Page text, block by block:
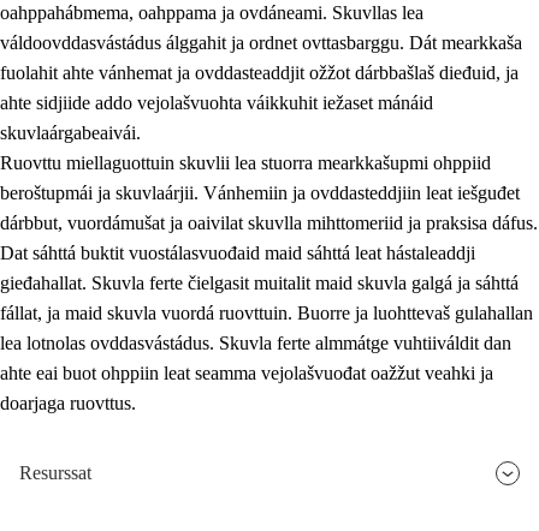
3. Skuvlla praksisa prinsihpat
3.1 Fátmmasteaddji oahppanbiras
3.2 Oahpaheapmi ja heivehuvvon oahpahus
Ovttasbargu ruovttu ja skuvlla gaskka
3.4 Oahpahus oahppofitnodagas ja bargoeallimis
3.5 Profešuvdnasearvevuohta ja skuvlaovdáneapmi
oahppahábmema, oahppama ja ovdáneami. Skuvllas lea
váldoovddasvástádus álggahit ja ordnet ovttasbarggu. Dát mearkkaša
fuolahit ahte vánhemat ja ovddasteaddjit ožžot dárbbašlaš dieđuid, ja
ahte sidjiide addo vejolašvuohta váikkuhit iežaset mánáid
skuvlaárgabeaivái.
Ruovttu miellaguottuin skuvlii lea stuorra mearkkašupmi ohppiid
beroštupmái ja skuvlaárjii. Vánhemiin ja ovddasteddjiin leat iešguđet
dárbbut, vuordámušat ja oaivilat skuvlla mihttomeriid ja praksisa dáfus.
Dat sáhttá buktit vuostálasvuođaid maid sáhttá leat hástaleaddji
gieđahallat. Skuvla ferte čielgasit muitalit maid skuvla galgá ja sáhttá
fállat, ja maid skuvla vuordá ruovttuin. Buorre ja luohttevaš gulahallan
lea lotnolas ovddasvástádus. Skuvla ferte almmátge vuhtiiváldit dan
ahte eai buot ohppiin leat seamma vejolašvuođat oažžut veahki ja
doarjaga ruovttus.
Resurssat